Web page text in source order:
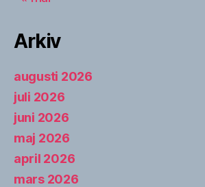
Arkiv
augusti 2026
juli 2026
juni 2026
maj 2026
april 2026
mars 2026